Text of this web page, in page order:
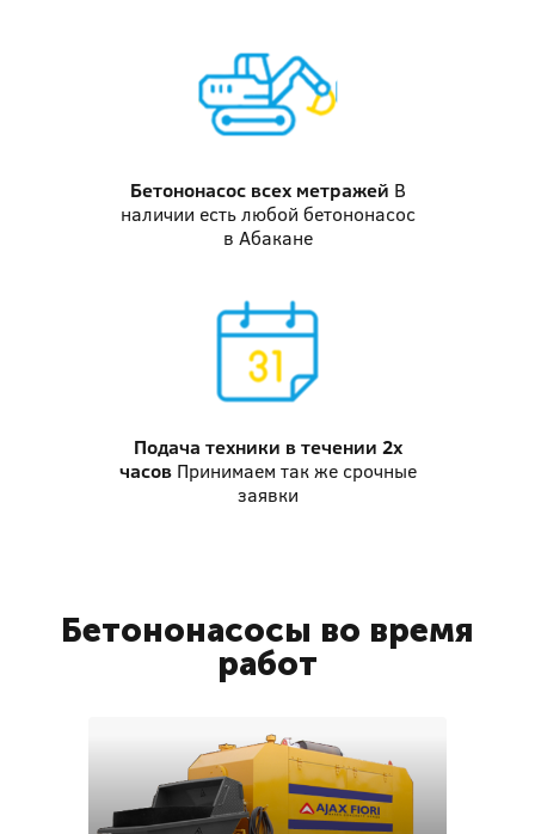
Бетононасосвсех метражей В
наличии есть любой бетононасос
в Абакане
Подача техники в течении 2х
часов Принимаем так же срочные
заявки
Бетононасосы во время
работ